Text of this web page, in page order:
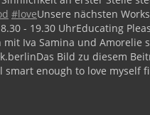
#loveUnsere nächsten
- 19.30 UhrEducating
Iva Samina und
Das Bild zu diesem
enough to love myself